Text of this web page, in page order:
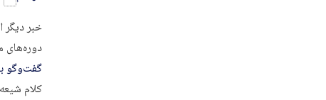
خبر دیگر
دوره‌های
گفت‌وگو
کلام